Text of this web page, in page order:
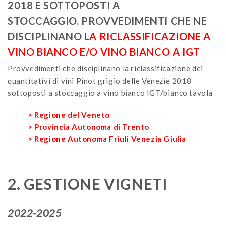
2018 E SOTTOPOSTI A
STOCCAGGIO. PROVVEDIMENTI CHE NE
DISCIPLINANO LA RICLASSIFICAZIONE A
VINO BIANCO E/O VINO BIANCO A IGT
Provvedimenti che disciplinano la riclassificazione dei
quantitativi di vini Pinot grigio delle Venezie 2018
sottoposti a stoccaggio a vino bianco IGT/bianco tavola
> Regione del Veneto
> Provincia Autonoma di Trento
> Regione Autonoma Friuli Venezia Giulia
2. GESTIONE VIGNETI
2022-2025